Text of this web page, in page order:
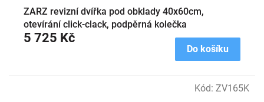
ZARZ revizní dvířka pod obklady 40x60cm,
otevírání click-clack, podpěrná kolečka
5 725 Kč
Do košíku
Kód: ZV165K